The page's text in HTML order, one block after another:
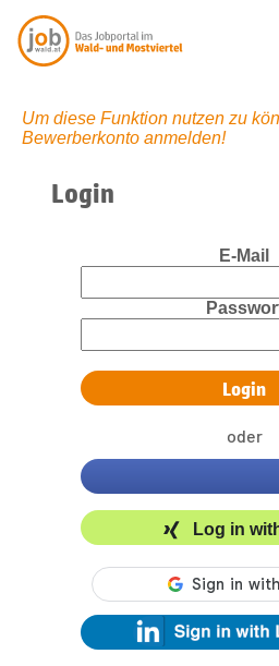
Um diese Funktion nutzen zu
Bewerberkonto anmelden!
Login
E-Mail
oder
Log in